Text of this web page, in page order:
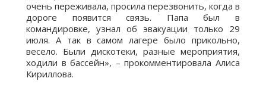
очень переживала, просила перезвонить, когда в
дороге появится связь. Папа был в
командировке, узнал об эвакуации только 29
июля. А так в самом лагере было прикольно,
весело. Были дискотеки, разные мероприятия,
ходили в бассейн», – прокомментировала Алиса
Кириллова.